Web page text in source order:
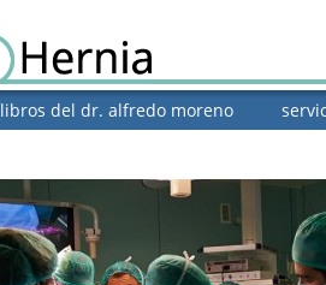
libros del dr. alfredo moreno